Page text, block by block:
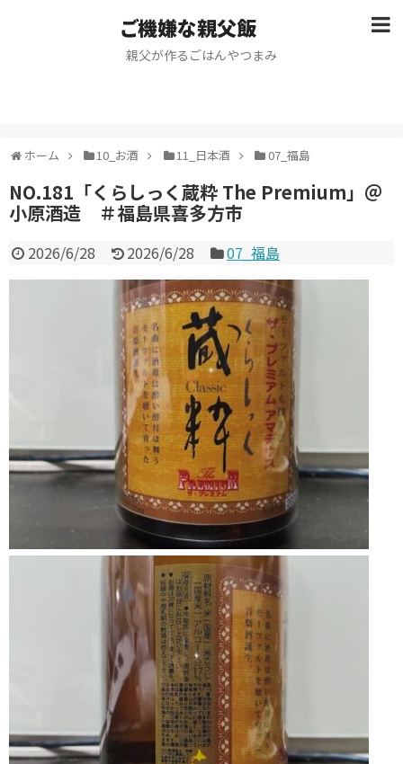
ご機嫌な親父飯
親父が作るごはんやつまみ
ホーム 10_お酒 11_日本酒 07_福島
NO.181「くらしっく蔵粋 The Premium」＠
小原酒造 ＃福島県喜多方市
2026/6/28 2026/6/28 07_福島